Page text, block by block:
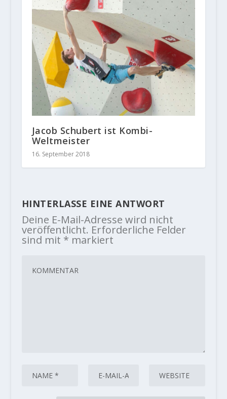
Jacob Schubert ist Kombi-
Weltmeister
16. September 2018
HINTERLASSE EINE ANTWORT
Deine E-Mail-Adresse wird nicht
veröffentlicht. Erforderliche Felder
sind mit * markiert